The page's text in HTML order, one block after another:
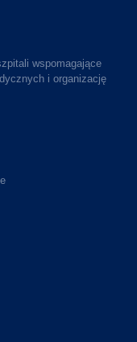
wspomagające
i organizację